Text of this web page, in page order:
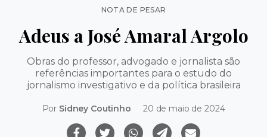
Categorias
NOTA DE PESAR
Adeus a José Amaral Argolo
Obras do professor, advogado e jornalista são
referências importantes para o estudo do
jornalismo investigativo e da política brasileira
Por Sidney Coutinho 20 de maio de 2024